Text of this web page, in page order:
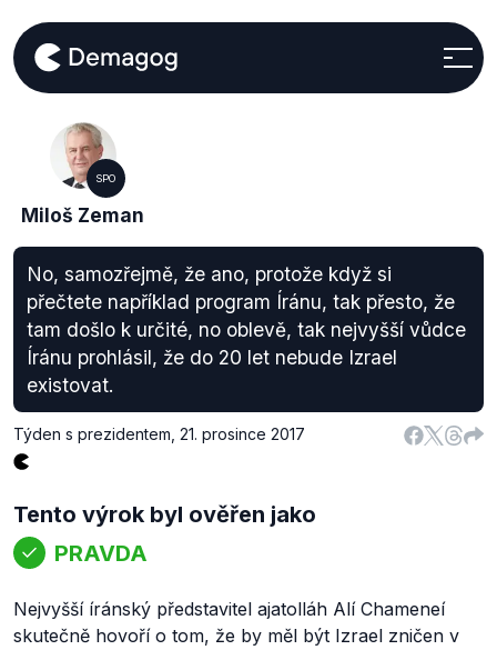
SPO
Miloš Zeman
No, samozřejmě, že ano, protože když si
přečtete například program Íránu, tak přesto, že
tam došlo k určité, no oblevě, tak nejvyšší vůdce
Íránu prohlásil, že do 20 let nebude Izrael
existovat.
Týden s prezidentem 21. prosince 2017
Tento výrok byl ověřen jako
PRAVDA
Nejvyšší íránský představitel ajatolláh Alí Chameneí
skutečně hovoří o tom, že by měl být Izrael zničen v